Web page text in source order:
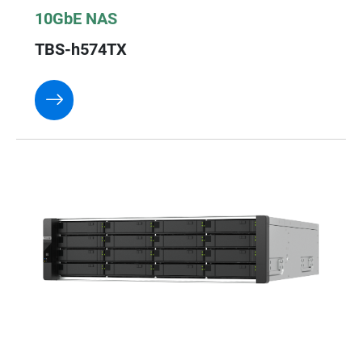
10GbE NAS
TBS-h574TX